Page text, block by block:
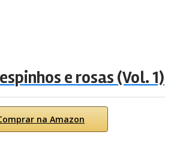
e rosas (Vol. 1)
na Amazon